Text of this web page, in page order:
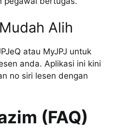
Alih
atau MyJPJ untuk
anda. Aplikasi ini kini
no siri lesen dengan
(FAQ)